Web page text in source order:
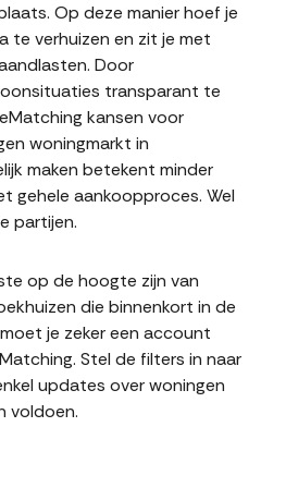
Op deze manier hoef je
te verhuizen en zit je met
Door
transparant te
kansen voor
woningmarkt in
maken betekent minder
gehele aankoopproces. Wel
partijen.
op de hoogte zijn van
die binnenkort in de
je zeker een account
Stel de filters in naar
updates over woningen
voldoen.